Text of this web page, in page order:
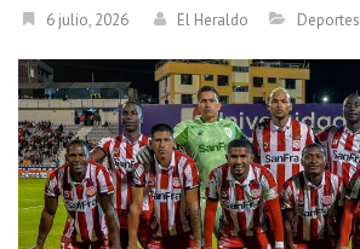
6 julio, 2026 El Heraldo Deportes